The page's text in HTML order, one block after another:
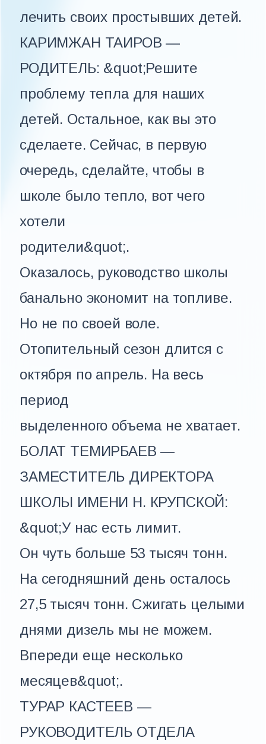
лечить своих простывших детей.
КАРИМЖАН ТАИРОВ —
РОДИТЕЛЬ: &quot;Решите
проблему тепла для наших
детей. Остальное, как вы это
сделаете. Сейчас, в первую
очередь, сделайте, чтобы в
школе было тепло, вот чего
хотели
родители&quot;.
Оказалось, руководство школы
банально экономит на топливе.
Но не по своей воле.
Отопительный сезон длится с
октября по апрель. На весь
период
выделенного объема не хватает.
БОЛАТ ТЕМИРБАЕВ —
ЗАМЕСТИТЕЛЬ ДИРЕКТОРА
ШКОЛЫ ИМЕНИ Н. КРУПСКОЙ:
&quot;У нас есть лимит.
Он чуть больше 53 тысяч тонн.
На сегодняшний день осталось
27,5 тысяч тонн. Сжигать целыми
днями дизель мы не можем.
Впереди еще несколько
месяцев&quot;.
ТУРАР КАСТЕЕВ —
РУКОВОДИТЕЛЬ ОТДЕЛА